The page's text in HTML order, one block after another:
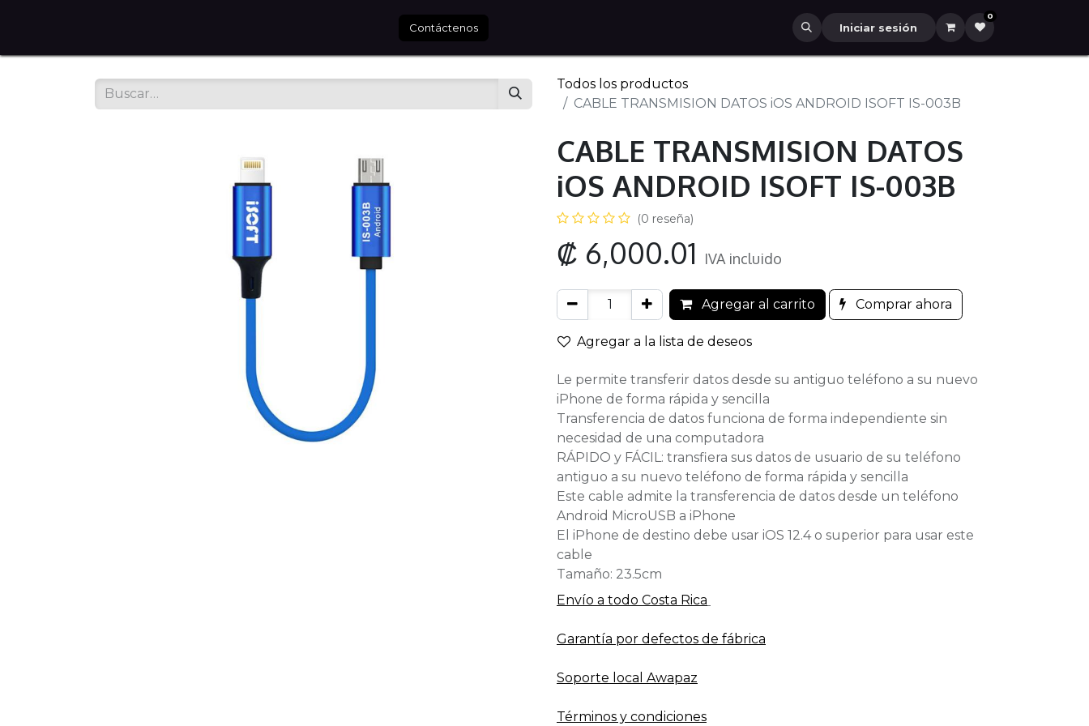
Contáctenos Iniciar sesión
0
Todos los productos
CABLE TRANSMISION DATOS iOS ANDROID ISOFT IS-003B
CABLE TRANSMISION DATOS
iOS ANDROID ISOFT IS-003B
(0 reseña)
₡ 6,000.01 IVA incluido
Agregar al carrito Comprar ahora
Agregar a la lista de deseos
Le permite transferir datos desde su antiguo teléfono a su nuevo
iPhone de forma rápida y sencilla
Transferencia de datos funciona de forma independiente sin
necesidad de una computadora
RÁPIDO y FÁCIL: transfiera sus datos de usuario de su teléfono
antiguo a su nuevo teléfono de forma rápida y sencilla
Este cable admite la transferencia de datos desde un teléfono
Android MicroUSB a iPhone
El iPhone de destino debe usar iOS 12.4 o superior para usar este
cable
Tamaño: 23.5cm
Envío a todo​ Costa Rica
Garantía por defectos de fábrica
Soporte local Awapaz
Términos y condiciones